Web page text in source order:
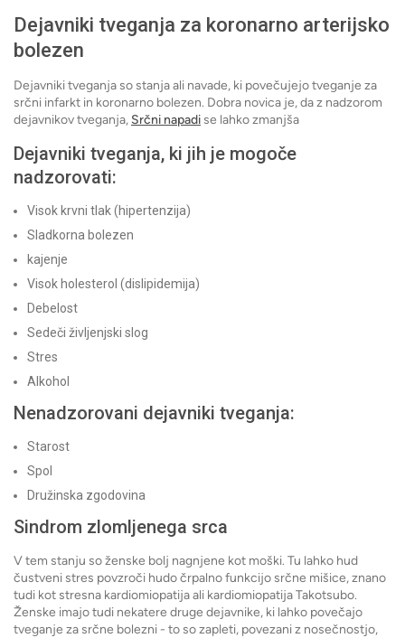
Dejavniki tveganja za koronarno arterijsko
bolezen
Dejavniki tveganja so stanja ali navade, ki povečujejo tveganje za
srčni infarkt in koronarno bolezen. Dobra novica je, da z nadzorom
dejavnikov tveganja, Srčni napadi se lahko zmanjša
Dejavniki tveganja, ki jih je mogoče
nadzorovati:
Visok krvni tlak (hipertenzija)
Sladkorna bolezen
kajenje
Visok holesterol (dislipidemija)
Debelost
Sedeči življenjski slog
Stres
Alkohol
Nenadzorovani dejavniki tveganja:
Starost
Spol
Družinska zgodovina
Sindrom zlomljenega srca
V tem stanju so ženske bolj nagnjene kot moški. Tu lahko hud
čustveni stres povzroči hudo črpalno funkcijo srčne mišice, znano
tudi kot stresna kardiomiopatija ali kardiomiopatija Takotsubo.
Ženske imajo tudi nekatere druge dejavnike, ki lahko povečajo
tveganje za srčne bolezni - to so zapleti, povezani z nosečnostjo,